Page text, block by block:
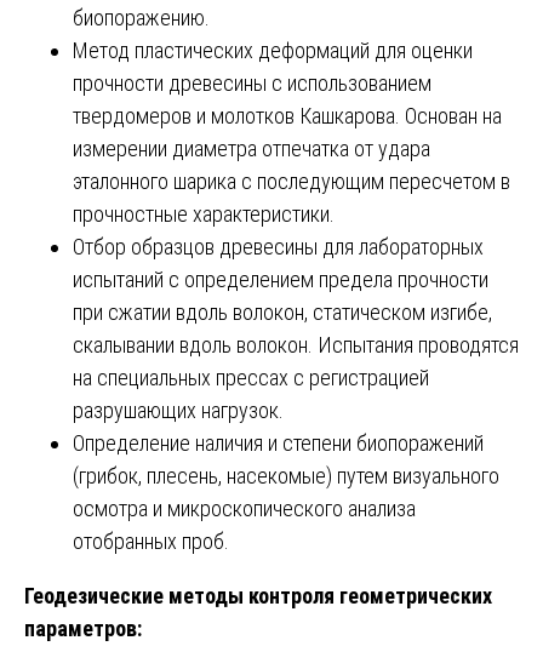
биопоражению.
Метод пластических деформаций для оценки
прочности древесины с использованием
твердомеров и молотков Кашкарова. Основан на
измерении диаметра отпечатка от удара
эталонного шарика с последующим пересчетом в
прочностные характеристики.
Отбор образцов древесины для лабораторных
испытаний с определением предела прочности
при сжатии вдоль волокон, статическом изгибе,
скалывании вдоль волокон. Испытания проводятся
на специальных прессах с регистрацией
разрушающих нагрузок.
Определение наличия и степени биопоражений
(грибок, плесень, насекомые) путем визуального
осмотра и микроскопического анализа
отобранных проб.
Геодезические методы контроля геометрических
параметров: